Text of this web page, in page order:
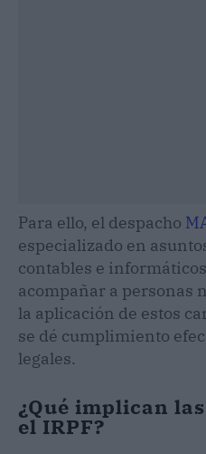
Para ello, el despacho
especializado en
contables e
acompañar a personas
la aplicación de estos
se dé cumplimiento
legales.
¿Qué implican
el IRPF?